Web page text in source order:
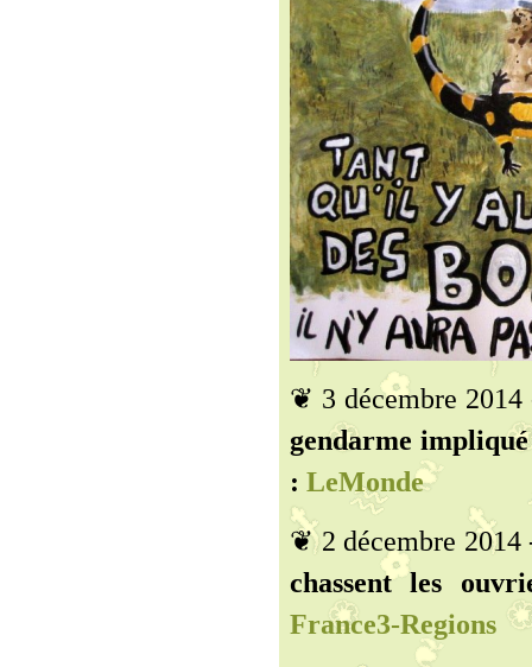
❦ 3 décembre
gendarme
: LeMonde
❦ 2 décembre
chassent les
France3-Regions